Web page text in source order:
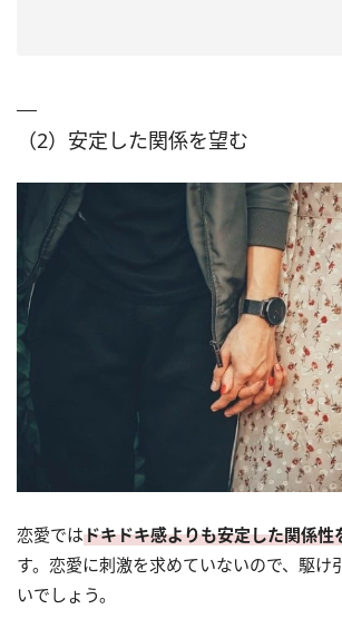
（2）安定した関係を望む
恋愛ではドキドキ感よりも安定した関係性
す。恋愛に刺激を求めていないので、駆け
いでしょう。